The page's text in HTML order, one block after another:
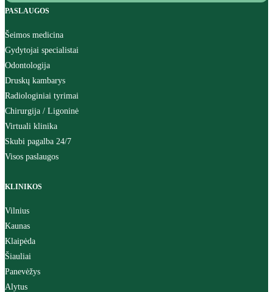
PASLAUGOS
Šeimos medicina
Gydytojai specialistai
Odontologija
Druskų kambarys
Radiologiniai tyrimai
Chirurgija / Ligoninė
Virtuali klinika
Skubi pagalba 24/7
Visos paslaugos
KLINIKOS
Vilnius
Kaunas
Klaipėda
Šiauliai
Panevėžys
Alytus